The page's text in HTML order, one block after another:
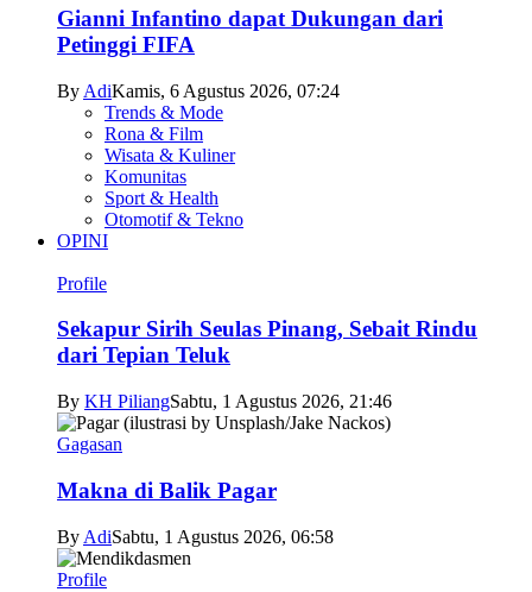
Gianni Infantino dapat Dukungan dari
Petinggi FIFA
By AdiKamis, 6 Agustus 2026, 07:24
Trends & Mode
Rona & Film
Wisata & Kuliner
Komunitas
Sport & Health
Otomotif & Tekno
OPINI
Profile
Sekapur Sirih Seulas Pinang, Sebait Rindu
dari Tepian Teluk
By KH PiliangSabtu, 1 Agustus 2026, 21:46
Gagasan
Makna di Balik Pagar
By AdiSabtu, 1 Agustus 2026, 06:58
Profile